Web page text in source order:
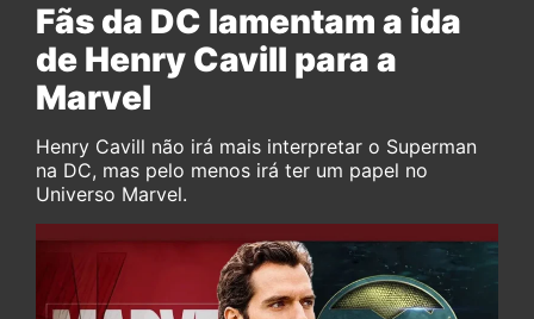
Fãs da DC lamentam a ida
de Henry Cavill para a
Marvel
Henry Cavill não irá mais interpretar o Superman
na DC, mas pelo menos irá ter um papel no
Universo Marvel.